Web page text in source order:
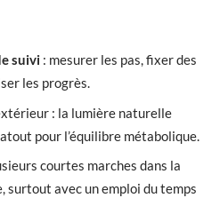
suivi : mesurer les pas, fixer des
les progrès.
: la lumière naturelle
atout pour l’équilibre métabolique.
courtes marches dans la
surtout avec un emploi du temps